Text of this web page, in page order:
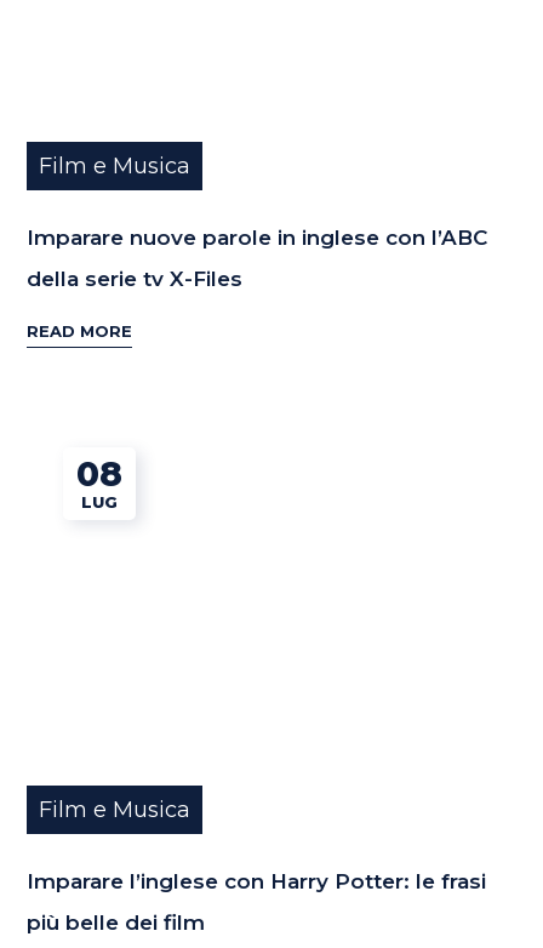
Film e Musica
Imparare nuove parole in inglese con l’ABC
della serie tv X-Files
READ MORE
08
LUG
Film e Musica
Imparare l’inglese con Harry Potter: le frasi
più belle dei film